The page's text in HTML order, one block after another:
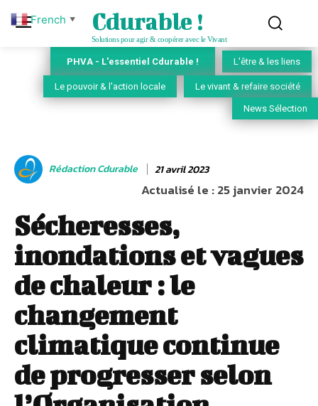
Cdurable !
Solutions pour agir & coopérer avec le Vivant
PHVA - L'essentiel Cdurable ! L'être & les liens
Le pouvoir & l'action locale Le vivant & refaire société
News Sélection
Rédaction Cdurable 21 avril 2023
Actualisé le :25 janvier 2024
Sécheresses,
inondations et vagues
de chaleur : le
changement
climatique continue
de progresser selon
French ▼